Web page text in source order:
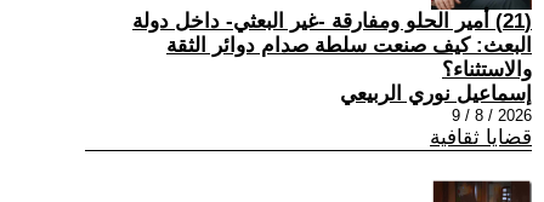
(21) أمير الحلو ومفارقة -غير البعثي- داخل دولة
البعث: كيف صنعت سلطة صدام دوائر الثقة
والاستثناء؟
إسماعيل نوري الربيعي
2026 / 8 / 9
قضايا ثقافية